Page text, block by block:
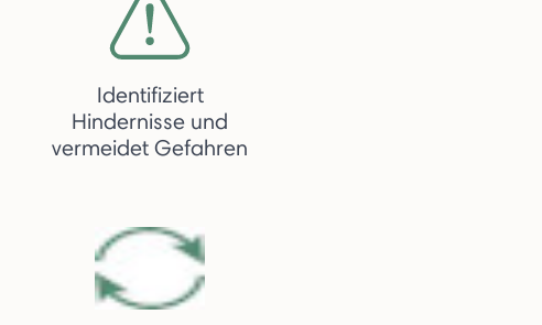
Identifiziert
Hindernisse und
vermeidet Gefahren